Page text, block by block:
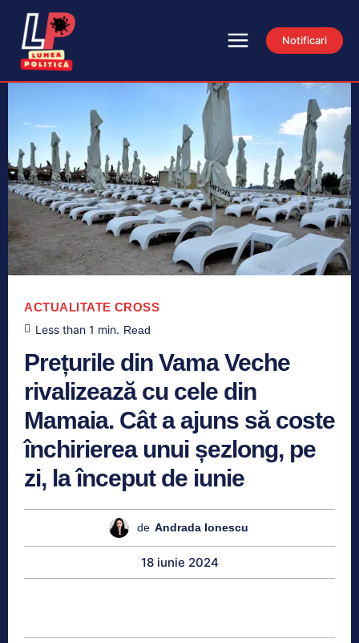
Notificari
ACTUALITATE CROSS
Less than 1 min. Read
Prețurile din Vama Veche
rivalizează cu cele din
Mamaia. Cât a ajuns să coste
închirierea unui șezlong, pe
zi, la început de iunie
de Andrada Ionescu
18 iunie 2024